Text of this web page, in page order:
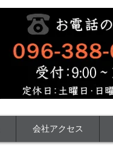
会社アクセス